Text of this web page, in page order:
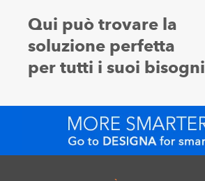
Qui può trovare la
soluzione perfetta
per tutti i suoi bisogni